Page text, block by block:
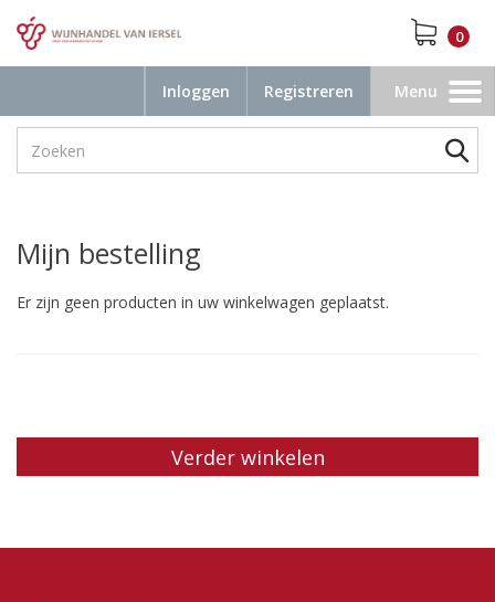
0
Inloggen Registreren
Toggle
navigation
Menu
Mijn bestelling
Er zijn geen producten in uw winkelwagen geplaatst.